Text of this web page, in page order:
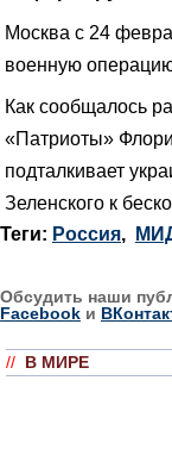
Москва с 24
военную
Как сообщалось
«Патриоты»
подталкивает
Зеленского к
Теги: Россия,
Обсудить наши
Facebook и
// В МИРЕ